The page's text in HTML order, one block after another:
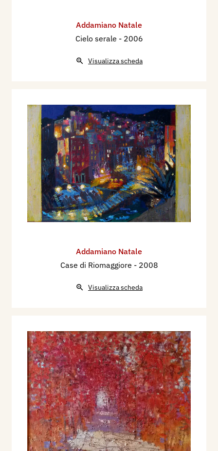
Addamiano Natale
Cielo serale - 2006
Visualizza scheda
Addamiano Natale
Case di Riomaggiore - 2008
Visualizza scheda